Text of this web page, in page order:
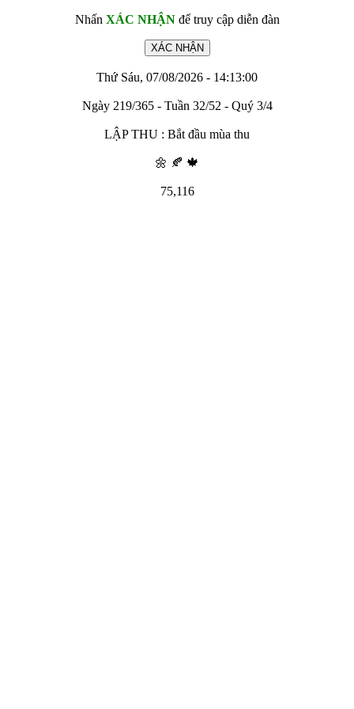
Nhấn XÁC NHẬNđể truy cập diễn đàn
Thứ Sáu, 07/08/2026 - 14:13:00
Ngày 219/365 - Tuần 32/52 - Quý 3/4
LẬP THU : Bắt đầu mùa thu
🌼 🍂 🍁
75,116